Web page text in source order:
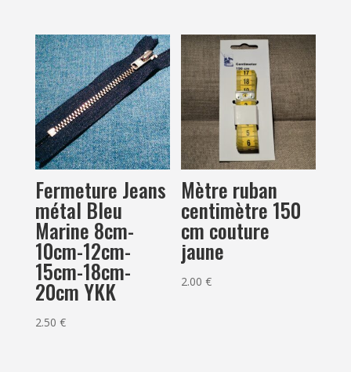
Fermeture Jeans
métal Bleu
Marine 8cm-
10cm-12cm-
15cm-18cm-
20cm YKK
2.50 €
Mètre ruban
centimètre 150
cm couture
jaune
2.00€